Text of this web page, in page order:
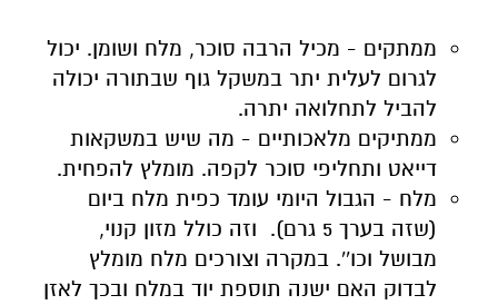
ממתקים - מכיל הרבה סוכר, מלח ושומן. יכול
לגרום לעלית יתר במשקל גוף שבתורה יכולה
להביל לתחלואה יתרה.
ממתיקים מלאכותיים - מה שיש במשקאות
דייאט ותחליפי סוכר לקפה. מומלץ להפחית.
מלח - הגבול היומי עומד כפית מלח ביום
(שזה בערך 5 גרם). וזה כולל מזון קנוי,
מבושל וכו''. במקרה וצורכים מלח מומלץ
לבדוק האם ישנה תוספת יוד במלח ובכך לאזן